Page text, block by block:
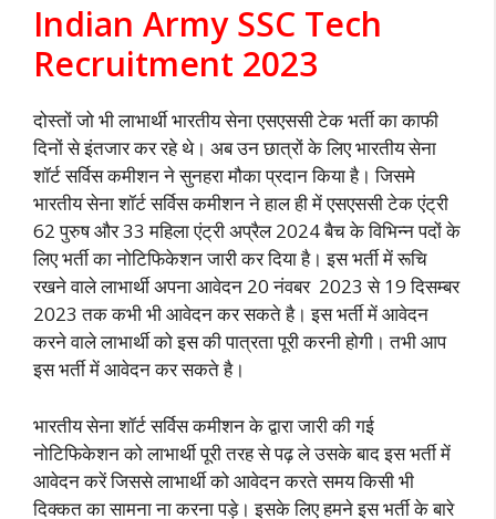
Indian Army SSC Tech
Recruitment 2023
दोस्तों जो भी लाभार्थी भारतीय सेना एसएससी टेक भर्ती का काफी
दिनों से इंतजार कर रहे थे। अब उन छात्रों के लिए भारतीय सेना
शॉर्ट सर्विस कमीशन ने सुनहरा मौका प्रदान किया है। जिसमे
भारतीय सेना शॉर्ट सर्विस कमीशन ने हाल ही में एसएससी टेक एंट्री
62 पुरुष और 33 महिला एंट्री अप्रैल 2024 बैच के विभिन्न पदों के
लिए भर्ती का नोटिफिकेशन जारी कर दिया है। इस भर्ती में रूचि
रखने वाले लाभार्थी अपना आवेदन 20 नंवबर 2023 से 19 दिसम्बर
2023 तक कभी भी आवेदन कर सकते है। इस भर्ती में आवेदन
करने वाले लाभार्थी को इस की पात्रता पूरी करनी होगी। तभी आप
इस भर्ती में आवेदन कर सकते है।
भारतीय सेना शॉर्ट सर्विस कमीशन के द्वारा जारी की गई
नोटिफिकेशन को लाभार्थी पूरी तरह से पढ़ ले उसके बाद इस भर्ती में
आवेदन करें जिससे लाभार्थी को आवेदन करते समय किसी भी
दिक्कत का सामना ना करना पड़े। इसके लिए हमने इस भर्ती के बारे